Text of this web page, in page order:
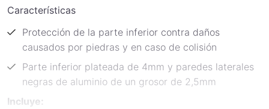
Características
Protección de la parte inferior contra daños
causados por piedras y en caso de colisión
Parte inferior plateada de 4mm y paredes laterales
negras de aluminio de un grosor de 2,5mm
Incluye: